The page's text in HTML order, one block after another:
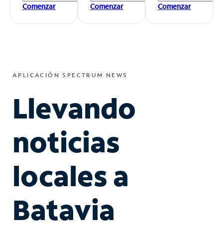
Comenzar
Comenzar
Comenzar
APLICACIÓN SPECTRUM NEWS
Llevando
noticias
locales a
Batavia